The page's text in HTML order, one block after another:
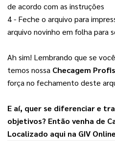
de acordo com as instruções
4 - Feche o arquivo para
arquivo novinho em folha para
Ah sim! Lembrando que se
temos nossa Checagem
força no fechamento deste
E aí, quer se diferenciar e
objetivos? Então venha de
Localizado aqui na GIV Online